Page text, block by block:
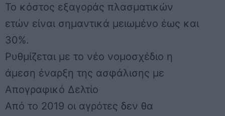
Το κόστος εξαγοράς πλασματικών
ετών είναι σημαντικά μειωμένο έως και
30%.
Ρυθμίζεται με το νέο νομοσχέδιο η
άμεση έναρξη της ασφάλισης με
Απογραφικό Δελτίο
Από το 2019 οι αγρότες δεν θα